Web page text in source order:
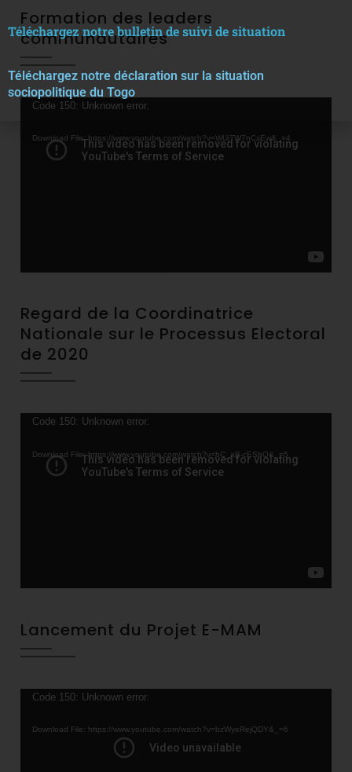
Formation des leaders
communautaires
Video
Code 150: Unknown error.
Download File: https://www.youtube.com/watch?v=WUjTW7nCxEw&_=4
Regard de la Coordinatrice
Nationale sur le Processus Electoral
de 2020
Video
Code 150: Unknown error.
Download File: https://www.youtube.com/watch?v=bC_aB-cESbQ&_=5
Lancement du Projet E-MAM
Video
Code 150: Unknown error.
Download File: https://www.youtube.com/watch?v=bzWyeRejQDY&_=6
Téléchargez notre bulletin de suivi de situation
Téléchargez notre déclaration sur la situation
sociopolitique du Togo